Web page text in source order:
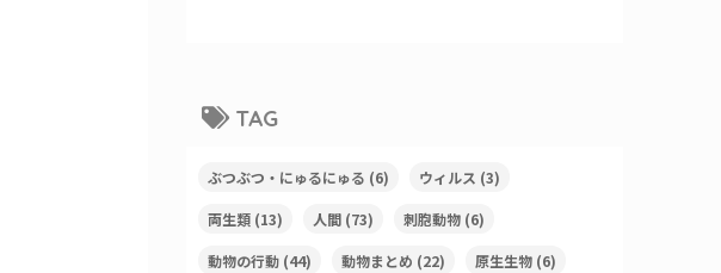
TAG
ぶつぶつ・にゅるにゅる (6) ウィルス (3)
両生類 (13) 人間 (73) 刺胞動物 (6)
動物の行動 (44) 動物まとめ (22) 原生生物 (6)